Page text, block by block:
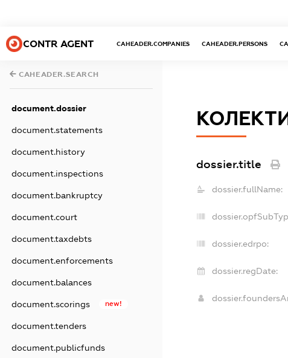
CONTR AGENT CAHEADER.COMPANIES CAHEADER.PERSONS
CAHEADER.SEARCH
document.dossier
document.statements
document.history
document.inspections
document.bankruptcy
document.court
document.taxdebts
document.enforcements
document.balances
document.scorings new!
document.tenders
document.publicfunds
dossier.title
dossier.fullName:
dossier.edrpo:
dossier.regDate: